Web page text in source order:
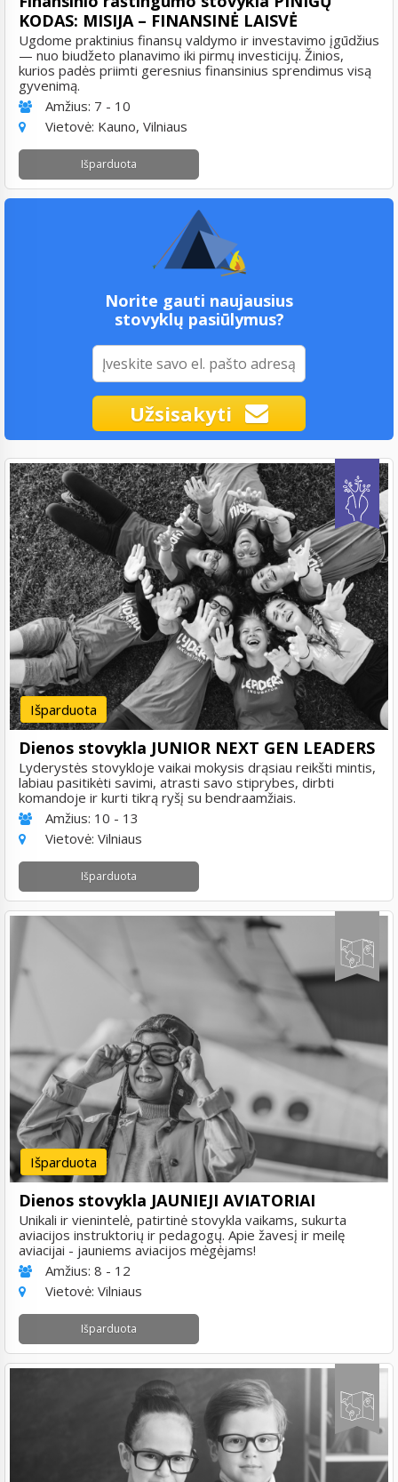
KODAS: MISIJA – FINANSINĖ LAISVĖ
Ugdome praktinius finansų valdymo ir investavimo įgūdžius
— nuo biudžeto planavimo iki pirmų investicijų. Žinios,
kurios padės priimti geresnius finansinius sprendimus visą
gyvenimą.
Amžius: 7 - 10
Vietovė: Kauno, Vilniaus
Išparduota
Norite gauti naujausius
stovyklų pasiūlymus?
Užsisakyti
Išparduota
Dienos stovykla JUNIOR NEXT GEN LEADERS
Lyderystės stovykloje vaikai mokysis drąsiau reikšti mintis,
labiau pasitikėti savimi, atrasti savo stiprybes, dirbti
komandoje ir kurti tikrą ryšį su bendraamžiais.
Amžius: 10 - 13
Vietovė: Vilniaus
Išparduota
Išparduota
Dienos stovykla JAUNIEJI AVIATORIAI
Unikali ir vienintelė, patirtinė stovykla vaikams, sukurta
aviacijos instruktorių ir pedagogų. Apie žavesį ir meilę
aviacijai - jauniems aviacijos mėgėjams!
Amžius: 8 - 12
Vietovė: Vilniaus
Išparduota